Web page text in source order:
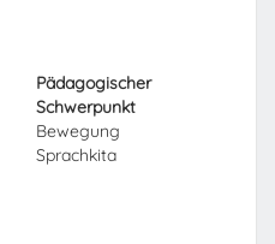
Pädagogischer
Schwerpunkt
Bewegung
Sprachkita